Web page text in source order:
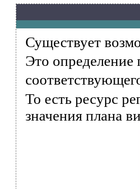
Существует
Это определение
То есть ресурс
значения плана